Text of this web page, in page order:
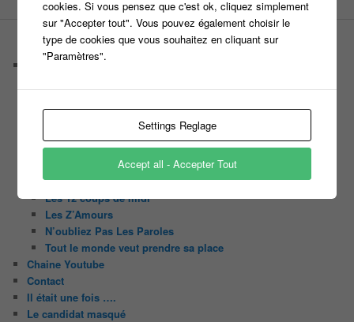
PAGES
Harry
Slam
C’est quoi un casting ?
Tous les castings
Les 12 coups de midi
Les Z’Amours
N’oubliez Pas Les Paroles
Tout le monde veut prendre sa place
Chaine Youtube
Contact
Il était une fois ….
Le candidat masqué
cookies. Si vous pensez que c'est ok, cliquez simplement
sur "Accepter tout". Vous pouvez également choisir le
type de cookies que vous souhaitez en cliquant sur
"Paramètres".
Settings Reglage
Accept all - Accepter Tout